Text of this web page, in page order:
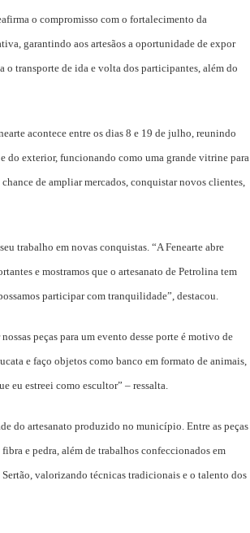
o compromisso com o fortalecimento da
garantindo aos artesãos a oportunidade de expor
o transporte de ida e volta dos participantes, além do
acontece entre os dias 8 e 19 de julho, reunindo
do exterior, funcionando como uma grande vitrine para
de ampliar mercados, conquistar novos clientes,
trabalho em novas conquistas. “A Fenearte abre
e mostramos que o artesanato de Petrolina tem
participar com tranquilidade”, destacou.
peças para um evento desse porte é motivo de
e faço objetos como banco em formato de animais,
eu estreei como escultor” – ressalta.
do artesanato produzido no município. Entre as peças
e pedra, além de trabalhos confeccionados em
valorizando técnicas tradicionais e o talento dos